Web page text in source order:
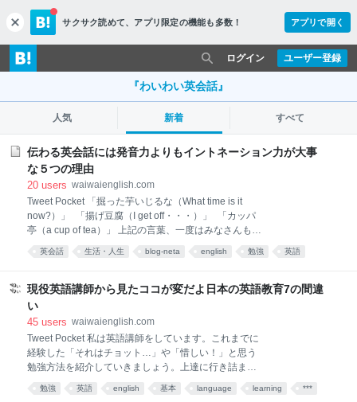
c
l
o
s
サクサク読めて、 アプリ限定の機能も多数！ アプリで開く
ユーザー登録
ログイン
『わいわい英会話』
人気 新着 すべて
伝わる英会話には発音力よりもイントネーション力が大事
な５つの理由
20 users waiwaienglish.com
Tweet Pocket 「掘った芋いじるな（What time is it
now?）」 「揚げ豆腐（I get off・・・）」 「カッパ
亭（a cup of tea）」 上記の言葉、一度はみなさんも聞
いたことがあると思います。かつて、ジョン万次郎が
アメリカから帰って来た時、自己流の発音法を日本に
ブの英語がそう聞こえるのですね。 おもしろいこと
に、聞こえた通りの妙な日本語？で話すと、ネイティ
ブにそれで通じてしまう。それだけ、日本語と英語に
か？実は一番の違いは、発音そのものよりもイントネ
ーションにあります。 英語に必要な３つのイントネー
ションとは？ そもそも、イントネーションとはなんで
しょうか？基本的には、声の高低や強弱の変化のこと
英会話 生活・人生 blog-neta english 勉強 英語
現役英語講師から見たココが変だよ日本の英語教育7の間違
い
45 users waiwaienglish.com
Tweet Pocket 私は英語講師をしています。これまでに
経験した「それはチョット…」や「惜しい！」と思う
勉強方法を紹介していきましょう。上達に行き詰まり
を感じているのであれば、ここで紹介する方法がきっ
かけになれば嬉しいです。英語楽しんでくださいね！
勉強 英語 english 基本 language learning ***